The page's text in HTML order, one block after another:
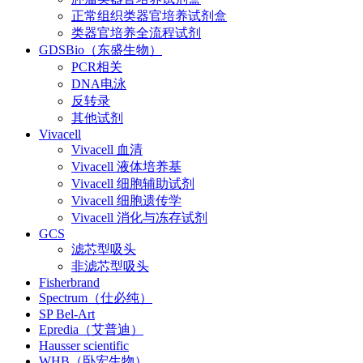
正常组织类器官培养试剂盒
类器官培养全流程试剂
GDSBio（东盛生物）
PCR相关
DNA电泳
反转录
其他试剂
Vivacell
Vivacell 血清
Vivacell 液体培养基
Vivacell 细胞辅助试剂
Vivacell 细胞遗传学
Vivacell 消化与冻存试剂
GCS
滤芯型吸头
非滤芯型吸头
Fisherbrand
Spectrum（仕必纯）
SP Bel-Art
Epredia（艾普迪）
Hausser scientific